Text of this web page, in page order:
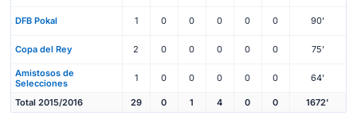
DFB Pokal 1 0 0 0 0 0 90'
Copa del Rey 2 0 0 0 0 0 75'
Amistosos de
Selecciones
1 0 0 0 0 0 64'
Total 2015/2016 29 0 1 4 0 0 1672'